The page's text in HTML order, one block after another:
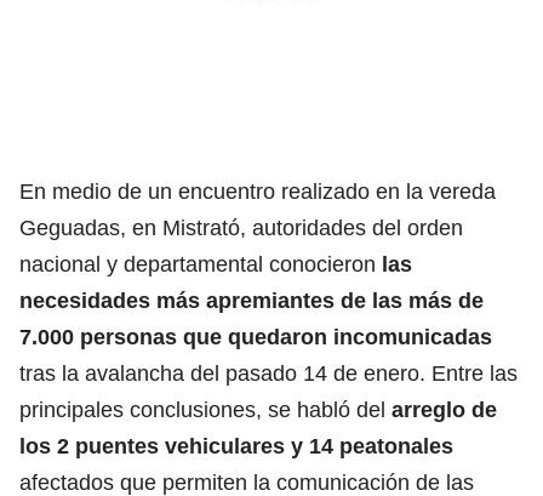
En medio de un encuentro realizado en la vereda
Geguadas, en Mistrató, autoridades del orden
nacional y departamental conocieron las
necesidades más apremiantes de las más de
7.000 personas que quedaron incomunicadas
tras la avalancha del pasado 14 de enero. Entre las
principales conclusiones, se habló del arreglo de
los 2 puentes vehiculares y 14 peatonales
afectados que permiten la comunicación de las